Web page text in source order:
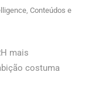
, Conteúdos e
mais
costuma